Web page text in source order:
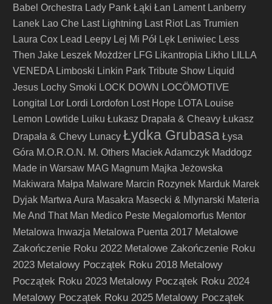
Babel Orchestra Lady Pank Łąki Łan Lament Lanberry
Lanek Lao Che Last Lightning Last Riot Las Trumien
Laura Cox Lead Leepy Lej Mi Pół Lęk Leniwiec Less
Then Jake Leszek Możdżer LFG Likantropia Likho LILLA
VENEDA Limboski Linkin Park Tribute Show Liquid
Jesus Lochy Smoki LOCK DOWN LOCÖMOTIVE
Longital Lor Lordi Lordofon Lost Hope LOTA Louise
Lemon Lowtide Luiku Łukasz Drapała & Cheavy Łukasz
Drapała & Chevy Lunacy Łydka Grubasa Łysa
Góra M.O.R.O.N. M. Others Maciek Adamczyk Maddogz
Made in Warsaw MAG Magnum Majka Jeżowska
Makiwara Małpa Malware Marcin Rozynek Marduk Marek
Dyjak Martwa Aura Masakra Masecki & Mlynarski Materia
Me And That Man Medico Peste Megalomorfus Mentor
Metalowa Inwazja Metalowa Puenta 2017 Metalowe
Zakończenie Roku 2022 Metalowe Zakończenie Roku
2023 Metalowy Początek Roku 2018 Metalowy
Początek Roku 2023 Metalowy Początek Roku 2024
Metalowy Początek Roku 2025 Metalowy Początek